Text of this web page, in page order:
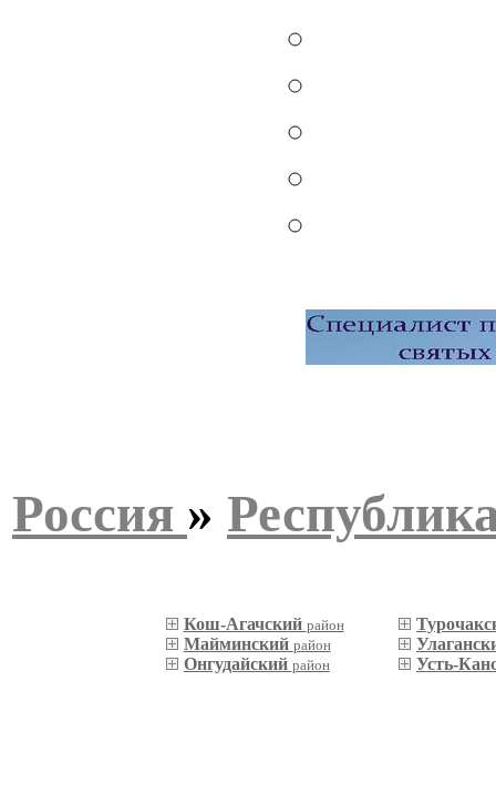
Россия »
Кош-Агачский район
Майминский район
Онгудайский район
Усть-